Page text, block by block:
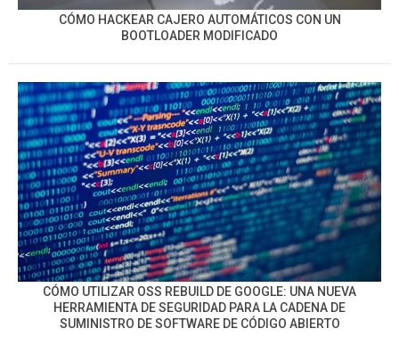
CÓMO HACKEAR CAJERO AUTOMÁTICOS CON UN
BOOTLOADER MODIFICADO
CÓMO UTILIZAR OSS REBUILD DE GOOGLE: UNA NUEVA
HERRAMIENTA DE SEGURIDAD PARA LA CADENA DE
SUMINISTRO DE SOFTWARE DE CÓDIGO ABIERTO